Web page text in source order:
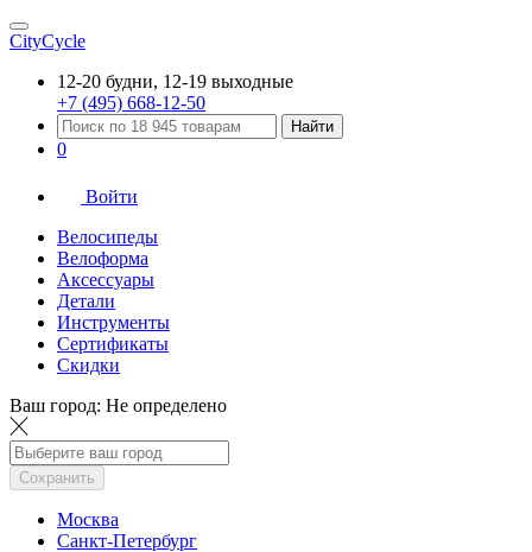
CityCycle
12-20 будни, 12-19 выходные
+7 (495) 668-12-50
Найти
0
Войти
Велосипеды
Велоформа
Аксессуары
Детали
Инструменты
Сертификаты
Скидки
Ваш город: Не определено
Сохранить
Москва
Санкт-Петербург